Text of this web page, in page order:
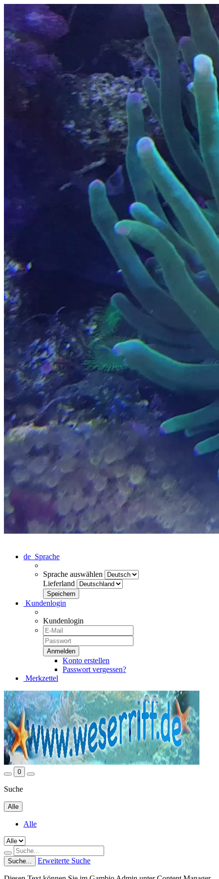
de Sprache
Sprache auswählen
Lieferland
Kundenlogin
Kundenlogin
Konto erstellen
Passwort vergessen?
Merkzettel
0
Suche
Alle
Alle
Suche... Erweiterte Suche